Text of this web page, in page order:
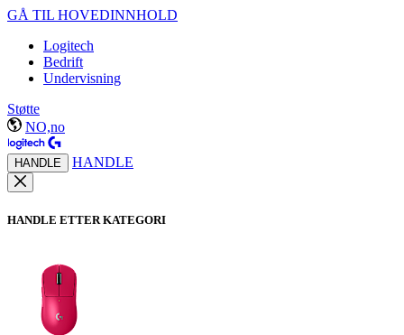
GÅ TIL HOVEDINNHOLD
Logitech
Bedrift
Undervisning
Støtte
NO,no
HANDLE HANDLE
HANDLE ETTER KATEGORI